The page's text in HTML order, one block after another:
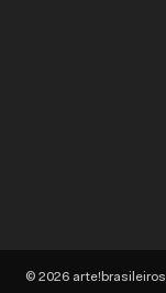
© 2026 arte!brasileiros